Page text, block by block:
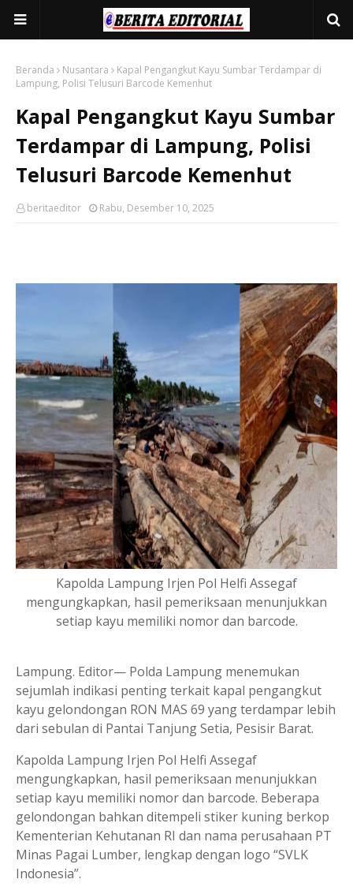
Beranda Nusantara
Kapal Pengangkut Kayu Sumbar Terdampar di
Lampung, Polisi Telusuri Barcode Kemenhut
Kapal Pengangkut Kayu Sumbar
Terdampar di Lampung, Polisi
Telusuri Barcode Kemenhut
beritaeditor Rabu, Desember 10, 2025
Kapol­da Lampung Irjen Pol Helfi Assegaf
mengungkapkan, hasil pemeriksaan menunjukkan
setiap kayu memiliki nomor dan barcode.
Lampung. Editor— Polda Lampung menemukan
sejumlah indikasi penting terkait kapal pengangkut
kayu gelondongan RON MAS 69 yang terdampar lebih
dari sebulan di Pantai Tanjung Setia, Pesisir Barat.
Kapol­da Lampung Irjen Pol Helfi Assegaf
mengungkapkan, hasil pemeriksaan menunjukkan
setiap kayu memiliki nomor dan barcode. Beberapa
gelondongan bahkan ditempeli stiker kuning berkop
Kementerian Kehutanan RI dan nama perusahaan PT
Minas Pagai Lumber, lengkap dengan logo “SVLK
Indonesia”.